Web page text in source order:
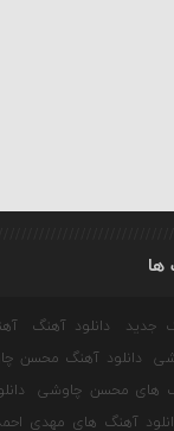
جدید دانلود آهنگ
دانلود آهنگ محسن
های محسن چاوشی
آهنگ های مهدی